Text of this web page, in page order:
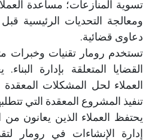
تسوية المنازعات؛ مساعدة
ومعالجة التحديات الرئيسية
دعاوى قضائية.
تستخدم رومار تقنيات وخبرات
القضايا المتعلقة بإدارة
العملاء لحل المشكلات المعقدة
تنفيذ المشروع المعقدة التي
يحتفظ العملاء الذين يعانون من
إدارة الإنشاءات في رومار